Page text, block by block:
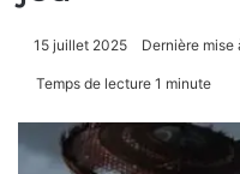
15 juillet 2025 Dernière
Temps de lecture 1 minute